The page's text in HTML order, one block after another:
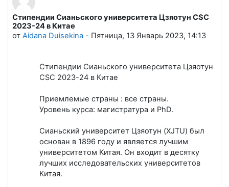
Стипендии Сианьского университета Цзяотун CSC
2023-24 в Китае
от Aidana Duisekina - Пятница, 13 Январь 2023, 14:13
Количество ответов: 0
Стипендии Сианьского университета Цзяотун
CSC 2023-24 в Китае
Приемлемые страны : все страны.
Уровень курса: магистратура и PhD.
Сианьский университет Цзяотун (XJTU) был
основан в 1896 году и является лучшим
университетом Китая. Он входит в десятку
лучших исследовательских университетов
Китая.